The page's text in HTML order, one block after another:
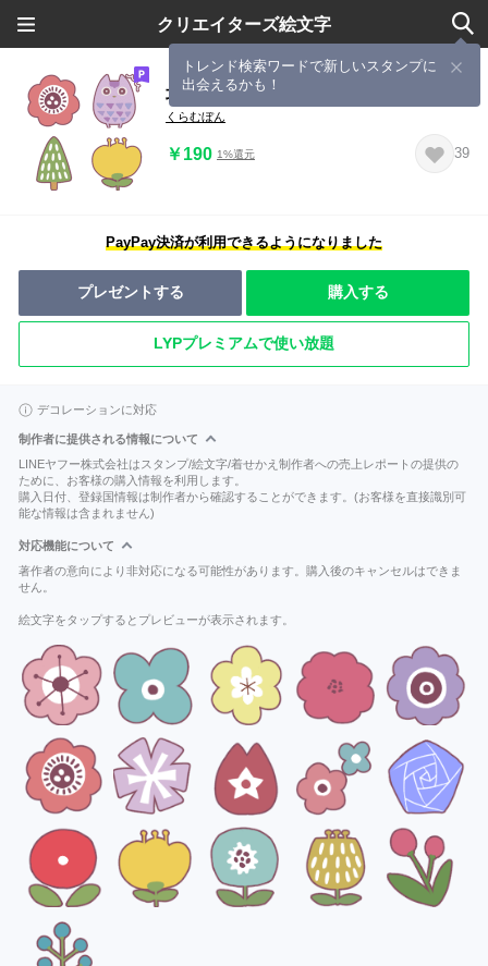
クリエイターズ絵文字
トレンド検索ワードで新しいスタンプに
出会えるかも！
北欧風 絵文字
くらむぼん
￥190 1%還元 39
PayPay決済が利用できるようになりました
プレゼントする 購入する
LYPプレミアムで使い放題
デコレーションに対応
制作者に提供される情報について
LINEヤフー株式会社はスタンプ/絵文字/着せかえ制作者への売上レポートの提供の
ために、お客様の購入情報を利用します。
購入日付、登録国情報は制作者から確認することができます。(お客様を直接識別可
能な情報は含まれません)
対応機能について
著作者の意向により非対応になる可能性があります。購入後のキャンセルはできま
せん。
絵文字をタップするとプレビューが表示されます。